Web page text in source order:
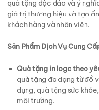
quà tặng độc đáo và ý
giá trị thương hiệu và tạo
khách hàng và nhân viên.
Sản Phẩm Dịch Vụ Cung
Quà tặng in logo theo
quà tặng đa dạng từ đồ
dụng, quà tặng sức
môi trường.